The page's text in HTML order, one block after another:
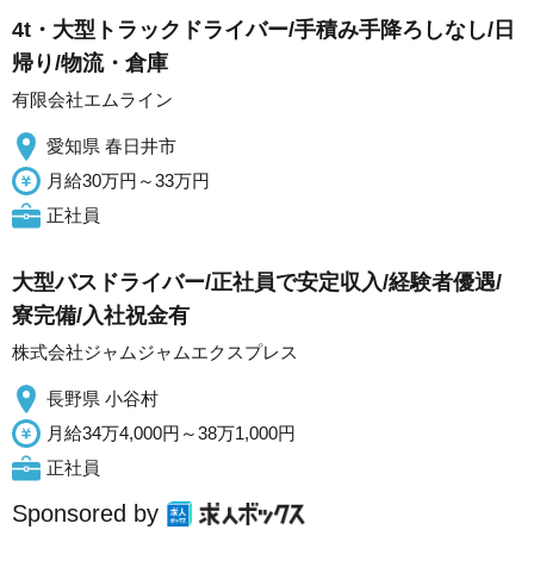
4t・大型トラックドライバー/手積み手降ろしなし/日
帰り/物流・倉庫
有限会社エムライン
愛知県 春日井市
月給30万円～33万円
正社員
大型バスドライバー/正社員で安定収入/経験者優遇/
寮完備/入社祝金有
株式会社ジャムジャムエクスプレス
長野県 小谷村
月給34万4,000円～38万1,000円
正社員
Sponsored by